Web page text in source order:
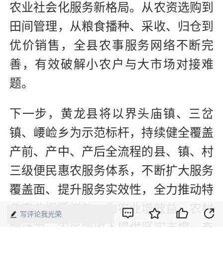
农业社会化服务新格局。从农资选购到
田间管理，从粮食播种、采收、归仓到
优价销售，全县农事服务网络不断完
善，有效破解小农户与大市场对接难
题。
下一步，黄龙县将以界头庙镇、三岔
镇、崾崄乡为示范标杆，持续健全覆盖
产前、产中、产后全流程的县、镇、村
三级便民惠农服务体系，不断扩大服务
覆盖面、提升服务实效性，全力推动特
色产业提质增效，为农业增效益、农村
增活力、农民增收入提供坚实支撑，奋
写评论我光荣